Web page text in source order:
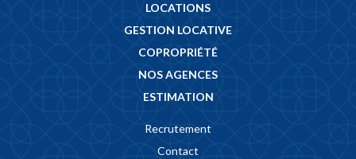
LOCATIONS
GESTION LOCATIVE
COPROPRIÉTÉ
NOS AGENCES
ESTIMATION
Recrutement
Contact